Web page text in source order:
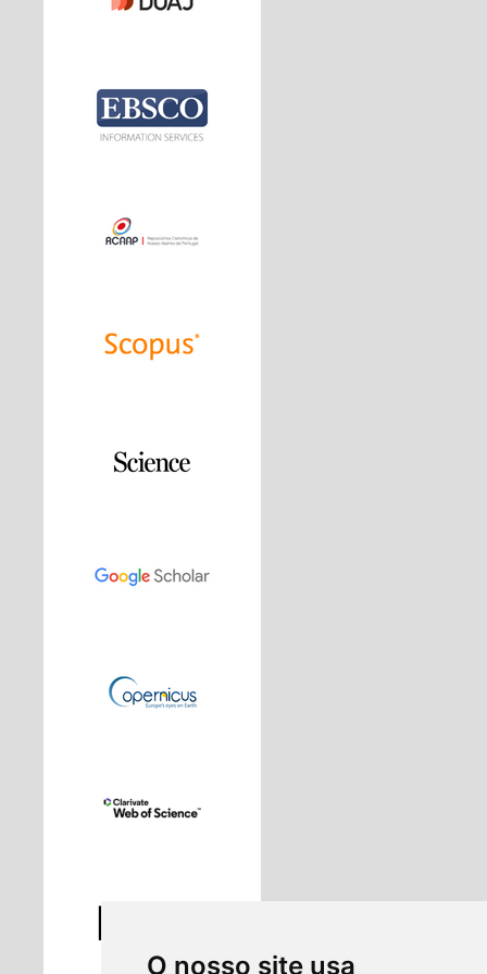
O nosso site usa